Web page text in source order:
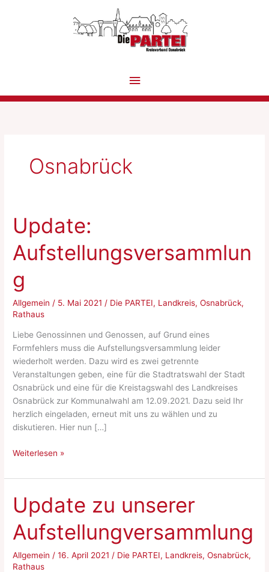
Hauptmenü
Osnabrück
Update:
Aufstellungsversammlun
g
Allgemein / 5. Mai 2021 / Die PARTEI, Landkreis,Osnabrück,
Rathaus
Liebe Genossinnen und Genossen, auf Grund eines
Formfehlers muss die Aufstellungsversammlung leider
wiederholt werden. Dazu wird es zwei getrennte
Veranstaltungen geben, eine für die Stadtratswahl der Stadt
Osnabrück und eine für die Kreistagswahl des Landkreises
Osnabrück zur Kommunalwahl am 12.09.2021. Dazu seid Ihr
herzlich eingeladen, erneut mit uns zu wählen und zu
diskutieren. Hier nun […]
Update:
Weiterlesen »
Update zu unserer
Aufstellungversammlung
Allgemein /16. April 2021 / Die PARTEI, Landkreis,Osnabrück,
Rathaus